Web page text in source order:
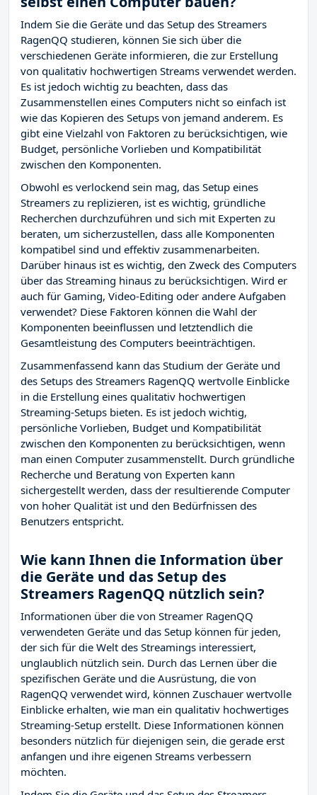
Indem Sie die Geräte und das Setup des Streamers
RagenQQ studieren, können Sie sich über die
verschiedenen Geräte informieren, die zur Erstellung
von qualitativ hochwertigen Streams verwendet werden.
Es ist jedoch wichtig zu beachten, dass das
Zusammenstellen eines Computers nicht so einfach ist
wie das Kopieren des Setups von jemand anderem. Es
gibt eine Vielzahl von Faktoren zu berücksichtigen, wie
Budget, persönliche Vorlieben und Kompatibilität
zwischen den Komponenten.
Obwohl es verlockend sein mag, das Setup eines
Streamers zu replizieren, ist es wichtig, gründliche
Recherchen durchzuführen und sich mit Experten zu
beraten, um sicherzustellen, dass alle Komponenten
kompatibel sind und effektiv zusammenarbeiten.
Darüber hinaus ist es wichtig, den Zweck des Computers
über das Streaming hinaus zu berücksichtigen. Wird er
auch für Gaming, Video-Editing oder andere Aufgaben
verwendet? Diese Faktoren können die Wahl der
Komponenten beeinflussen und letztendlich die
Gesamtleistung des Computers beeinträchtigen.
Zusammenfassend kann das Studium der Geräte und
des Setups des Streamers RagenQQ wertvolle Einblicke
in die Erstellung eines qualitativ hochwertigen
Streaming-Setups bieten. Es ist jedoch wichtig,
persönliche Vorlieben, Budget und Kompatibilität
zwischen den Komponenten zu berücksichtigen, wenn
man einen Computer zusammenstellt. Durch gründliche
Recherche und Beratung von Experten kann
sichergestellt werden, dass der resultierende Computer
von hoher Qualität ist und den Bedürfnissen des
Benutzers entspricht.
Wie kann Ihnen die Information über
die Geräte und das Setup des
Streamers RagenQQ nützlich sein?
Informationen über die von Streamer RagenQQ
verwendeten Geräte und das Setup können für jeden,
der sich für die Welt des Streamings interessiert,
unglaublich nützlich sein. Durch das Lernen über die
spezifischen Geräte und die Ausrüstung, die von
RagenQQ verwendet wird, können Zuschauer wertvolle
Einblicke erhalten, wie man ein qualitativ hochwertiges
Streaming-Setup erstellt. Diese Informationen können
besonders nützlich für diejenigen sein, die gerade erst
anfangen und ihre eigenen Streams verbessern
möchten.